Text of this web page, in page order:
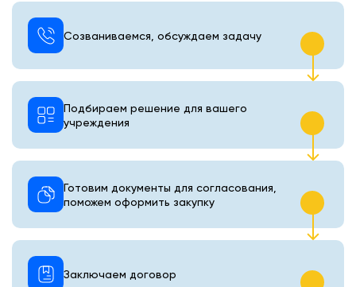
Созваниваемся, обсуждаем задачу
Подбираем решение для вашего
учреждения
Готовим документы для согласования,
поможем оформить закупку
Заключаем договор